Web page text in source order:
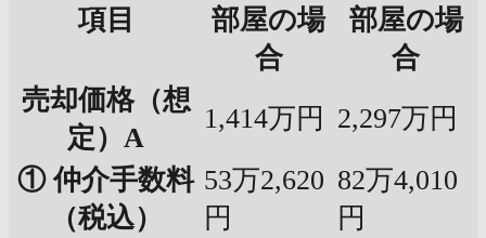
項目
部屋の場
合
部屋の場
合
売却価格（想
定）A
1,414万円
2,297万円
① 仲介手数料
（税込）
53万2,620
円
82万4,010
円